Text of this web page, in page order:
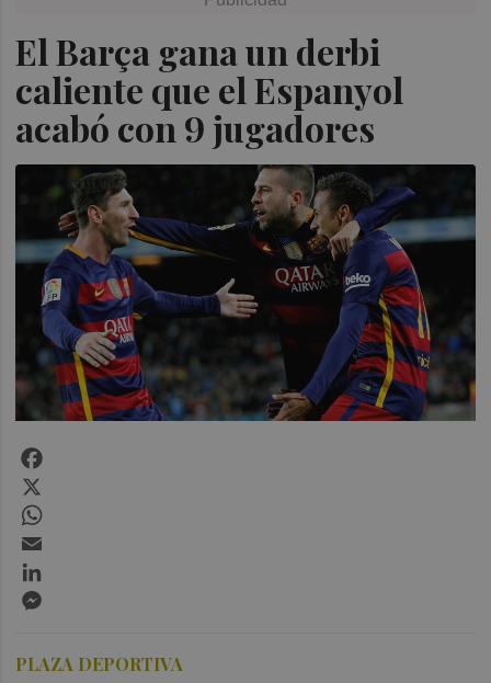
El Barça gana un derbi
caliente que el Espanyol
acabó con 9 jugadores
PLAZA DEPORTIVA